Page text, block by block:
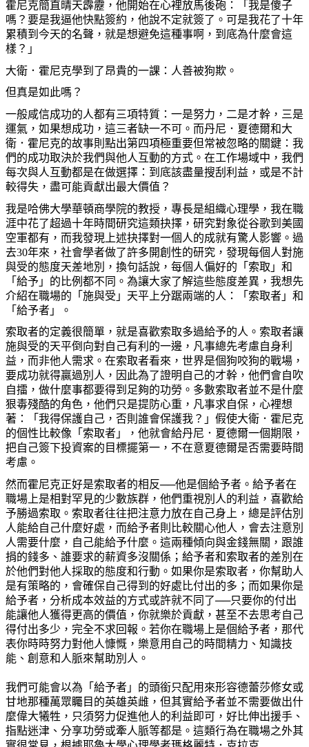
霍尼克簡直晴天霹靂，他開始在心裡放馬後砲：「我是傻子
嗎？要是我逼他快點簽約，他說不定就簽了。可是我花了十年
累積到今天的名聲，就是想避免這種事啊，到底為什麼會這
樣？」
大衛．霍尼克學到了昂貴的一課：人善被狗欺。
但真是如此嗎？
一般咸信成功的人都有三項特質：一是努力，二是才幹，三是
運氣，如果想成功，這三者缺一不可。而丹尼．夏德爾和大
衛．霍尼克的故事則點出第四項極重要但常被忽略的關鍵：我
們的成功取決於我們與他人互動的方式。在工作場域中，我們
每次與人互動都是在做選擇：到底該盡量搜刮利益，或是不計
較得失，盡可能貢獻出最大價值？
我是哈佛大學華頓商學院的教授，專長是組織心理學，我在職
涯中花了超過十年時間研究這類抉擇，研究對象從谷歌到美國
空軍都有，而我發現上述抉擇對一個人的成就有驚人影響。過
去30年來，社會學者做了許多開創性的研究，發現每個人對施
與受的態度天差地別，換句話說，每個人偏好的「索取」和
「給予」的比例都不同。為讓大家了解這些態度差異，我想先
介紹在職場的「施與受」天平上分踞兩端的人：「索取者」和
「給予者」。
索取者的定義很簡單，就是喜歡索取多過給予的人。索取者讓
施與受的天平倒向對自己有利的一邊，凡事總先考慮自身利
益，而非他人需求。在索取者看來，世界是個狗咬狗的戰場，
要成功就得贏過別人，因此為了證明自己的才幹，他們會自吹
自擂，做什麼事都要得到足夠的功勞。多數索取者並不是什麼
狠毒殘酷的角色，他們只是提防心重，凡事求自保，心裡想
著：「我得保護自己，否則誰會保護我？」假使大衛．霍尼克
的個性比較像「索取者」，他就會給丹尼．夏德爾一個期限，
把自己簽下投資案的目標擺第一，不在意夏德爾是否需要時間
考慮。
然而霍尼克正好是索取者的相反──他是個給予者。給予者在
職場上是相對罕見的少數族群，他們重視別人的利益，喜歡給
予勝過索取。索取者往往把注意力放在自己身上，總是評估別
人能給自己什麼好處，而給予者則比較關心他人，會去注意別
人需要什麼，自己能給予什麼。這兩種傾向與金錢無關，跟誰
捐的錢多、誰要求的薪資多沒關係；給予者和索取者的差別在
於他們對他人採取的態度和行動。如果你是索取者，你幫助人
是有策略的，會確保自己得到的好處比付出的多；而如果你是
給予者，分析成本效益的方式或許就不同了──只要你的付出
能讓他人獲得更高的價值，你就樂於貢獻，甚至不去思考自己
得付出多少，完全不求回報。若你在職場上是個給予者，那代
表你時時努力對他人慷慨，樂意用自己的時間精力、知識技
能、創意和人脈來幫助別人。
我們可能會以為「給予者」的頭銜只配用來形容德蕾莎修女或
甘地那種萬眾矚目的英雄英雌，但其實給予者並不需要做出什
麼偉大犧牲，只須努力促進他人的利益即可，好比伸出援手、
指點迷津、分享功勞或牽人脈等都是。這類行為在職場之外其